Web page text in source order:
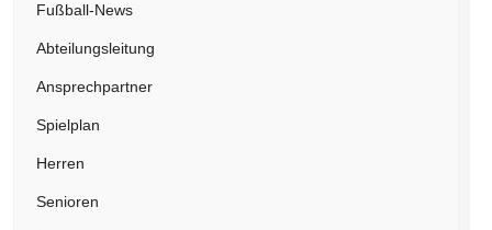
Fußball-News
Abteilungsleitung
Ansprechpartner
Spielplan
Herren
Senioren